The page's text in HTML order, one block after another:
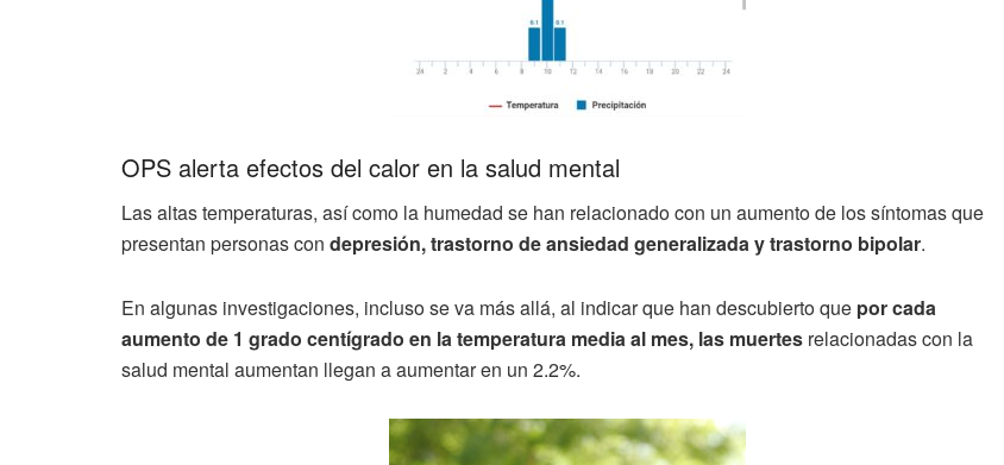
OPS alerta efectos del calor en la salud mental
Las altas temperaturas, así como la humedad se han relacionado con un aumento de los síntomas que
presentan personas con depresión, trastorno de ansiedad generalizada y trastorno bipolar.
En algunas investigaciones, incluso se va más allá, al indicar que han descubierto que por cada
aumento de 1 grado centígrado en la temperatura media al mes, las muertes relacionadas con la
salud mental aumentan llegan a aumentar en un 2.2%.